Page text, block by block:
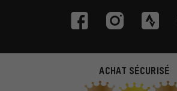
ACHAT SÉCURISÉ